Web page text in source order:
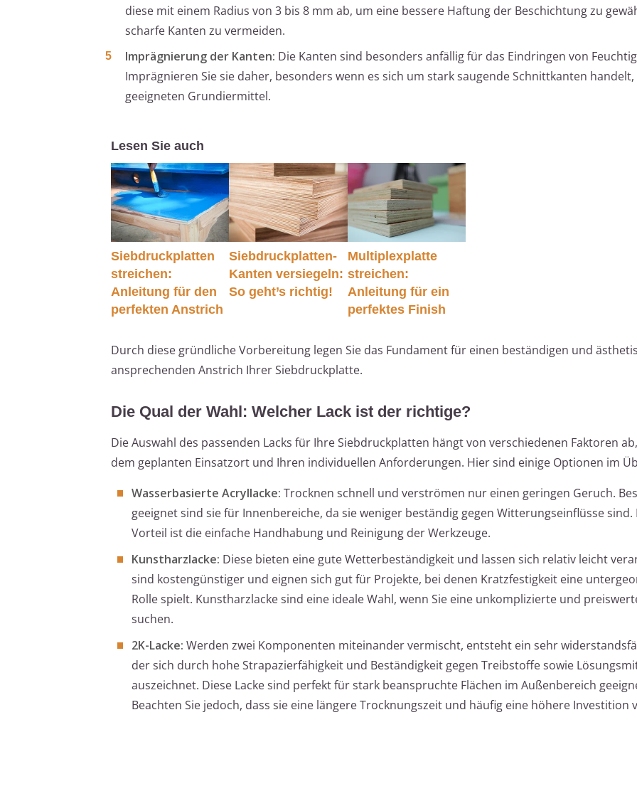
diese mit einem Radius von 3 bis 8 mm ab, um eine bessere Haftung der Beschichtung zu
scharfe Kanten zu vermeiden.
Imprägnierung der Kanten: Die Kanten sind besonders anfällig für das Eindringen von
Imprägnieren Sie sie daher, besonders wenn es sich um stark saugende Schnittkanten
geeigneten Grundiermittel.
Lesen Sie auch
Siebdruckplatten
streichen:
Anleitung für den
perfekten Anstrich
Siebdruckplatten-
Kanten versiegeln:
So geht’s richtig!
Multiplexplatte
streichen:
Anleitung für ein
perfektes Finish
Durch diese gründliche Vorbereitung legen Sie das Fundament für einen beständigen und
ansprechenden Anstrich Ihrer Siebdruckplatte.
Die Qual der Wahl: Welcher Lack ist der richtige?
Die Auswahl des passenden Lacks für Ihre Siebdruckplatten hängt von verschiedenen Faktoren
dem geplanten Einsatzort und Ihren individuellen Anforderungen. Hier sind einige Optionen im
Wasserbasierte Acryllacke: Trocknen schnell und verströmen nur einen geringen Geruch.
geeignet sind sie für Innenbereiche, da sie weniger beständig gegen Witterungseinflüsse sind.
Vorteil ist die einfache Handhabung und Reinigung der Werkzeuge.
Kunstharzlacke: Diese bieten eine gute Wetterbeständigkeit und lassen sich relativ leicht
sind kostengünstiger und eignen sich gut für Projekte, bei denen Kratzfestigkeit eine
Rolle spielt. Kunstharzlacke sind eine ideale Wahl, wenn Sie eine unkomplizierte und
suchen.
2K-Lacke: Werden zwei Komponenten miteinander vermischt, entsteht ein sehr
der sich durch hohe Strapazierfähigkeit und Beständigkeit gegen Treibstoffe sowie
auszeichnet. Diese Lacke sind perfekt für stark beanspruchte Flächen im Außenbereich
Beachten Sie jedoch, dass sie eine längere Trocknungszeit und häufig eine höhere Investition